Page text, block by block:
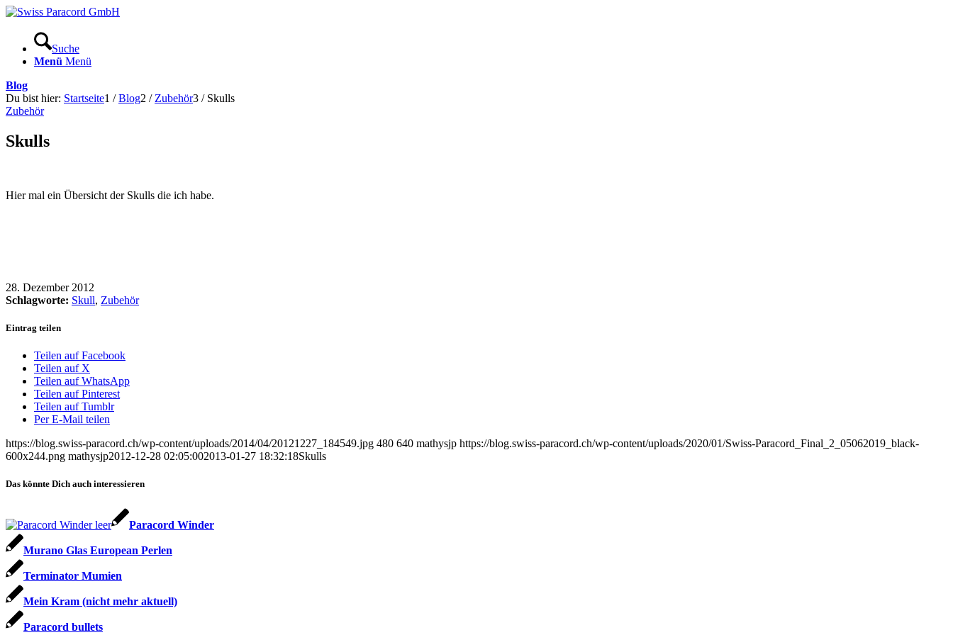
Suche
Menü Menü
Blog
Du bist hier: Startseite1 / Blog2 / Zubehör3 / Skulls
Zubehör
Skulls
Hier mal ein Übersicht der Skulls die ich habe.
28. Dezember 2012
Schlagworte: Skull, Zubehör
Eintrag teilen
Teilen auf Facebook
Teilen auf X
Teilen auf WhatsApp
Teilen auf Pinterest
Teilen auf Tumblr
Per E-Mail teilen
https://blog.swiss-paracord.ch/wp-content/uploads/2014/04/20121227_184549.jpg 480 640 mathysjp https://blog.swiss-paracord.ch/wp-content/uploads/2020/01/Swiss-Paracord_Final_2_05062019_black-
600x244.png mathysjp2012-12-28 02:05:002013-01-27 18:32:18Skulls
Das könnte Dich auch interessieren
Paracord Winder
Murano Glas European Perlen
Terminator Mumien
Mein Kram (nicht mehr aktuell)
Paracord bullets